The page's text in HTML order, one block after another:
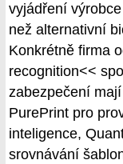
vyjádření
než alternativní
Konkrétně firma
recognition<<
zabezpečení
PurePrint pro
inteligence,
srovnávání